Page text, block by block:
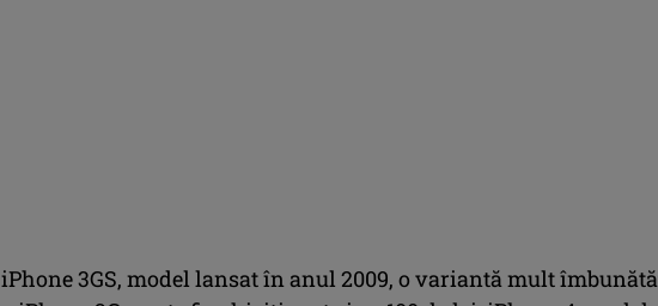
iPhone 3GS, model lansat în anul 2009, o variantă mult